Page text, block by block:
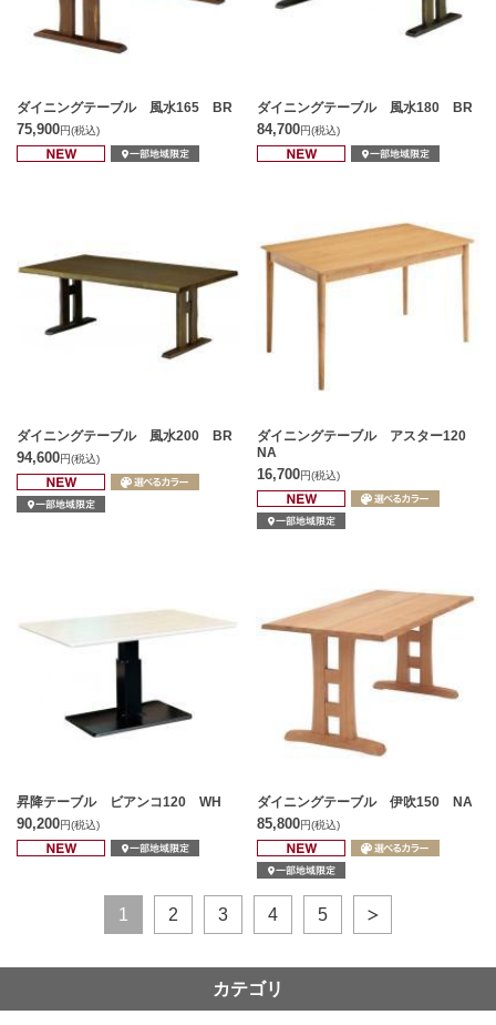
ダイニングテーブル 風水165 BR
75,900円(税込)
ダイニングテーブル 風水180 BR
84,700円(税込)
ダイニングテーブル 風水200 BR
94,600円(税込)
ダイニングテーブル アスター120
NA
16,700円(税込)
昇降テーブル ビアンコ120 WH
90,200円(税込)
ダイニングテーブル 伊吹150 NA
85,800円(税込)
1 2 3 4 5
カテゴリ